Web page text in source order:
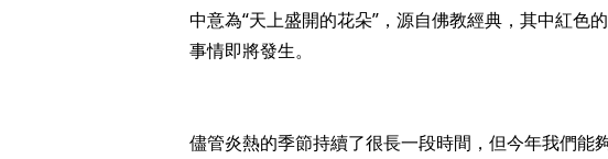
中意為“天上盛開的花朵”，源自佛教經典，其中紅色
事情即將發生。
儘管炎熱的季節持續了很長一段時間，但今年我們能